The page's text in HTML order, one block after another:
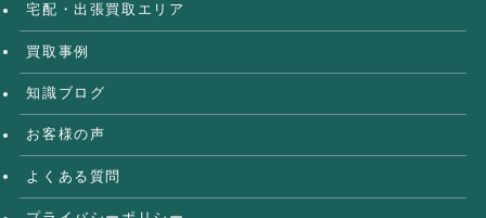
宅配・出張買取エリア
買取事例
知識ブログ
お客様の声
よくある質問